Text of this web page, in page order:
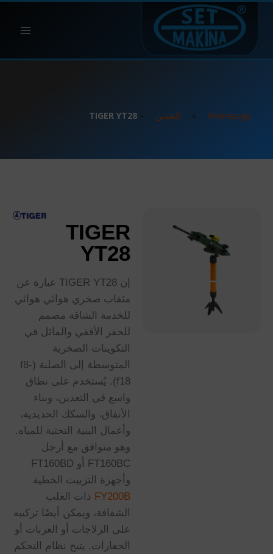
Homepage
» التعدين TIGER YT28
TIGER
YT28
إن TIGER YT28 عبارة عن
مثقاب صخري هوائي هوائي
للخدمة الشاقة مصمم
للحفر الأفقي والمائل في
التكوينات الصخرية
المتوسطة إلى الصلبة (f8-
f18). يُستخدم على نطاق
واسع في التعدين، وبناء
الأنفاق، والسكك الحديدية،
وأعمال البنية التحتية للمياه.
وهو متوافق مع أرجل
FT160BC أو FT160BD
وأجهزة التزييت الخطية
FY200B ذات العلب
الشفافة، ويمكن أيضًا تركيبه
على الزلاجات أو العربات أو
الحفارات. يتيح نظام التحكم